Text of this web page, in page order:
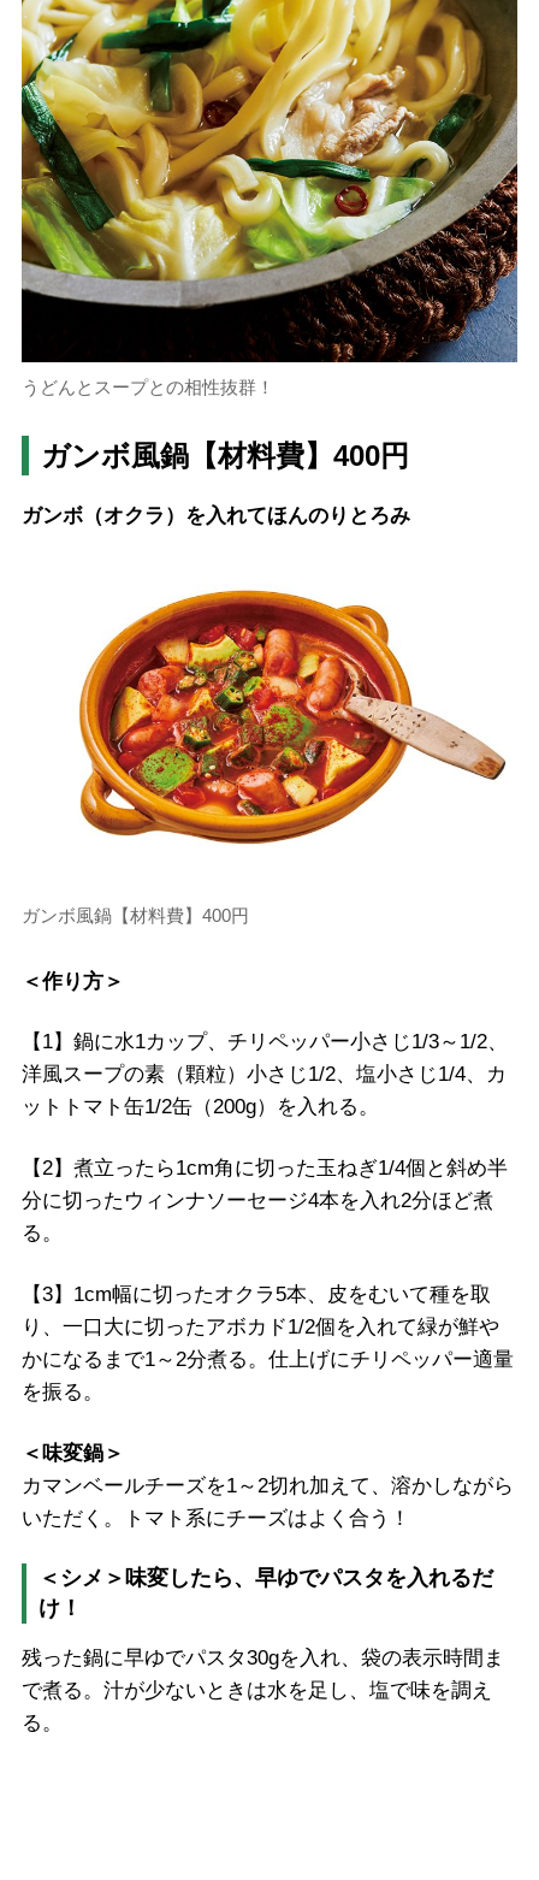
うどんとスープとの相性抜群！
ガンボ風鍋【材料費】400円
ガンボ（オクラ）を入れてほんのりとろみ
ガンボ風鍋【材料費】400円
＜作り方＞
【1】鍋に水1カップ、チリペッパー小さじ1/3～1/2、
洋風スープの素（顆粒）小さじ1/2、塩小さじ1/4、カ
ットトマト缶1/2缶（200g）を入れる。
【2】煮立ったら1cm角に切った玉ねぎ1/4個と斜め半
分に切ったウィンナソーセージ4本を入れ2分ほど煮
る。
【3】1cm幅に切ったオクラ5本、皮をむいて種を取
り、一口大に切ったアボカド1/2個を入れて緑が鮮や
かになるまで1～2分煮る。仕上げにチリペッパー適量
を振る。
＜味変鍋＞
カマンベールチーズを1～2切れ加えて、溶かしながら
いただく。トマト系にチーズはよく合う！
＜シメ＞ 味変したら、早ゆでパスタを入れるだ
け！
残った鍋に早ゆでパスタ30gを入れ、袋の表示時間ま
で煮る。汁が少ないときは水を足し、塩で味を調え
る。